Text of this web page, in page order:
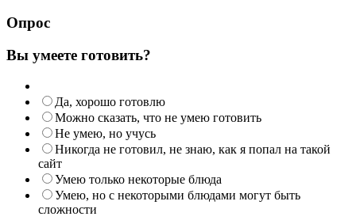
Опрос
Вы умеете готовить?
Да, хорошо готовлю
Можно сказать, что не умею готовить
Не умею, но учусь
Никогда не готовил, не знаю, как я попал на такой
сайт
Умею только некоторые блюда
Умею, но с некоторыми блюдами могут быть
сложности